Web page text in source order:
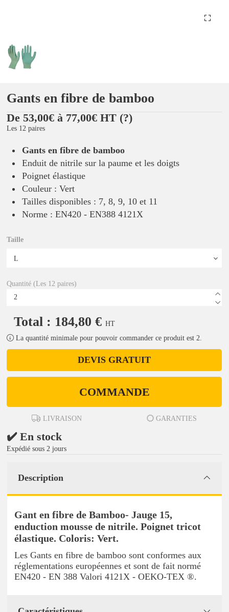
Gants en fibre de bamboo
De 53,00€ à 77,00€ HT (?)
Les 12 paires
Gants en fibre de bamboo
Enduit de nitrile sur la paume et les doigts
Poignet élastique
Couleur : Vert
Tailles disponibles : 7, 8, 9, 10 et 11
Norme : EN420 - EN388 4121X
Taille
Quantité (Les 12 paires)
Total : 184,80 € HT
La quantité minimale pour pouvoir commander ce produit est 2.
DEVIS GRATUIT
COMMANDE
LIVRAISON GARANTIES
✔️ En stock
Expédié sous 2 jours
Description
Gant en fibre de Bamboo- Jauge 15,
enduction mousse de nitrile. Poignet tricot
élastique. Coloris: Vert.
Les Gants en fibre de bamboo sont conformes aux
réglementations européennes et sont de fait normé
EN420 - EN 388 Valori 4121X - OEKO-TEX ®.